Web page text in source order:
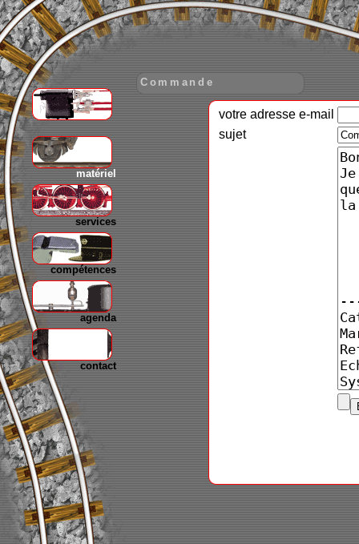
matériel
services
compétences
agenda
contact
Commande
votre adresse e-mail
sujet